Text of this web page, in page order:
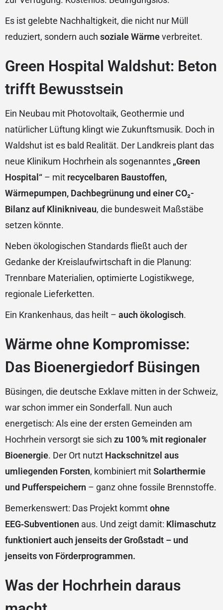
Es ist gelebte Nachhaltigkeit, die nicht nur Müll
reduziert, sondern auch soziale Wärmeverbreitet.
Green Hospital Waldshut: Beton
trifft Bewusstsein
Ein Neubau mit Photovoltaik, Geothermie und
natürlicher Lüftung klingt wie Zukunftsmusik. Doch in
Waldshut ist es bald Realität. Der Landkreis plant das
neue Klinikum Hochrhein als sogenanntes „Green
Hospital“ – mit recycelbaren Baustoffen,
Wärmepumpen, Dachbegrünung und einer CO₂-
Bilanz auf Klinikniveau, die bundesweit Maßstäbe
setzen könnte.
Neben ökologischen Standards fließt auch der
Gedanke der Kreislaufwirtschaft in die Planung:
Trennbare Materialien, optimierte Logistikwege,
regionale Lieferketten.
Ein Krankenhaus, das heilt – auch ökologisch.
Wärme ohne Kompromisse:
Das Bioenergiedorf Büsingen
Büsingen, die deutsche Exklave mitten in der Schweiz,
war schon immer ein Sonderfall. Nun auch
energetisch: Als eine der ersten Gemeinden am
Hochrhein versorgt sie sich zu 100 % mit regionaler
Bioenergie. Der Ort nutzt Hackschnitzel aus
umliegenden Forsten, kombiniert mitSolarthermie
und Pufferspeichern – ganz ohne fossile Brennstoffe.
Bemerkenswert: Das Projekt kommtohne
EEG‑Subventionen aus. Und zeigt damit: Klimaschutz
funktioniert auch jenseits der Großstadt – und
jenseits von Förderprogrammen.
Was der Hochrhein daraus